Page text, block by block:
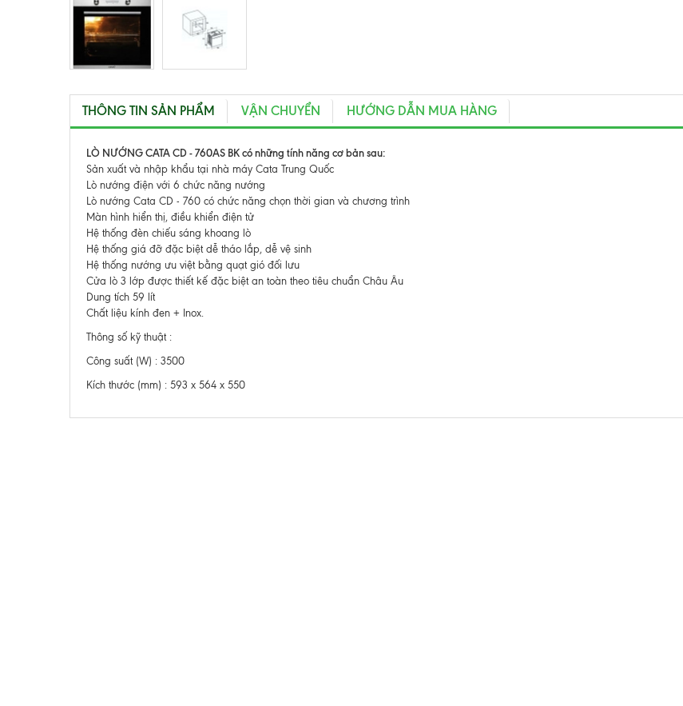
THÔNG TIN SẢN PHẨM VẬN CHUYỂN HƯỚNG DẪN MUA HÀNG
LÒ NƯỚNG CATA CD - 760AS BK có những tính năng cơ bản sau:
Sản xuất và nhập khẩu tại nhà máy Cata Trung Quốc
Lò nướng điện với 6 chức năng nướng
Lò nướng Cata CD - 760 có chức năng chọn thời gian và chương trình
Màn hình hiển thị, điều khiển điện tử
Hệ thống đèn chiếu sáng khoang lò
Hệ thống giá đỡ đặc biệt dễ tháo lắp, dễ vệ sinh
Hệ thống nướng ưu việt bằng quạt gió đối lưu
Cửa lò 3 lớp được thiết kế đặc biệt an toàn theo tiêu chuẩn Châu Âu
Dung tích 59 lít
Chất liệu kính đen + Inox.
Thông số kỹ thuật :
Công suất (W) : 3500
Kích thước (mm) : 593 x 564 x 550